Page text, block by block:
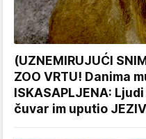
(UZNEMIRUJUĆI
ZOO VRTU! Danima
ISKASAPLJENA:
čuvar im uputio